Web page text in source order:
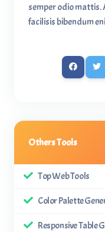
semper odio mattis.
facilisis bibendum
Others Tools
Top Web Tools
Color Palette
Responsive Table